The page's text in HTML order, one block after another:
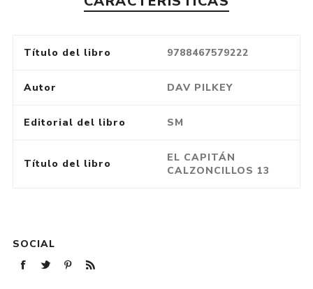
Título del libro 9788467579222
Autor DAV PILKEY
Editorial del libro SM
Título del libro
EL CAPITÁN
CALZONCILLOS 13
SOCIAL